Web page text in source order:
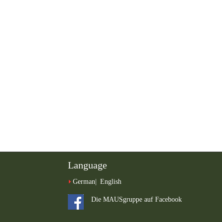
Language
German English
Die MAUSgruppe auf Facebook